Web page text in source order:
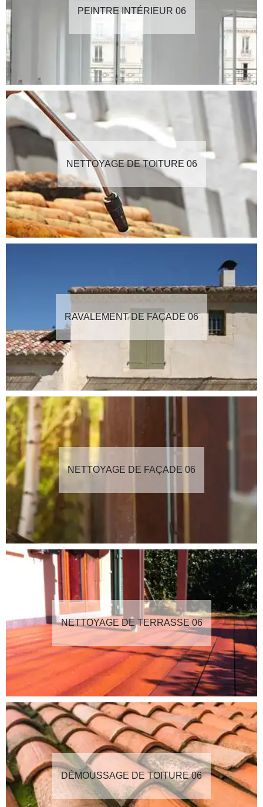
PEINTRE INTÉRIEUR 06
NETTOYAGE DE TOITURE 06
RAVALEMENT DE FAÇADE 06
NETTOYAGE DE FAÇADE 06
NETTOYAGE DE TERRASSE 06
DÉMOUSSAGE DE TOITURE 06